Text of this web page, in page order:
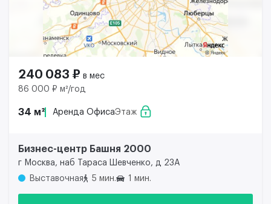
240 083 ₽ в мес
86 000 ₽ м²/год
34 м² Аренда ОфисаЭтаж
Бизнес-центр Башня 2000
г Москва, наб Тараса Шевченко, д 23А
Выставочная
5 мин. 1 мин.